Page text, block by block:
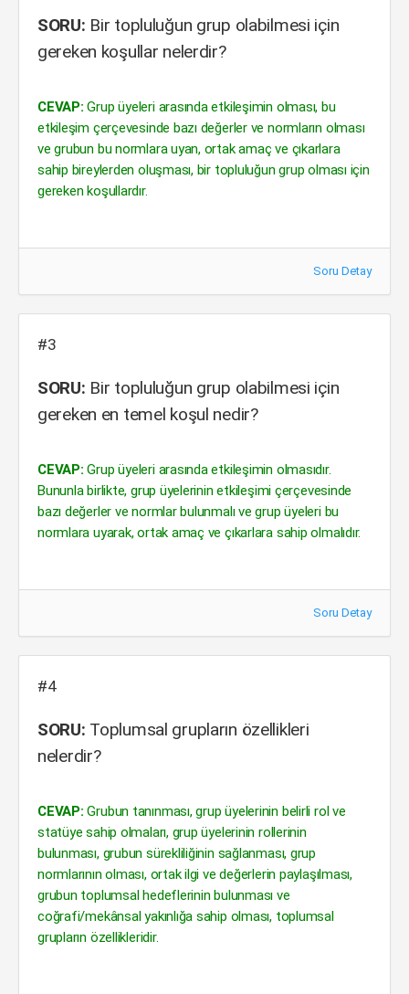
SORU: Bir topluluğun grup olabilmesi için
gereken koşullar nelerdir?
CEVAP: Grup üyeleri arasında etkileşimin olması, bu
etkileşim çerçevesinde bazı değerler ve normların olması
ve grubun bu normlara uyan, ortak amaç ve çıkarlara
sahip bireylerden oluşması, bir topluluğun grup olması için
gereken koşullardır.
Soru Detay
#3
SORU: Bir topluluğun grup olabilmesi için
gereken en temel koşul nedir?
CEVAP: Grup üyeleri arasında etkileşimin olmasıdır.
Bununla birlikte, grup üyelerinin etkileşimi çerçevesinde
bazı değerler ve normlar bulunmalı ve grup üyeleri bu
normlara uyarak, ortak amaç ve çıkarlara sahip olmalıdır.
Soru Detay
#4
SORU: Toplumsal grupların özellikleri
nelerdir?
CEVAP: Grubun tanınması, grup üyelerinin belirli rol ve
statüye sahip olmaları, grup üyelerinin rollerinin
bulunması, grubun sürekliliğinin sağlanması, grup
normlarının olması, ortak ilgi ve değerlerin paylaşılması,
grubun toplumsal hedeflerinin bulunması ve
coğrafi/mekânsal yakınlığa sahip olması, toplumsal
grupların özellikleridir.